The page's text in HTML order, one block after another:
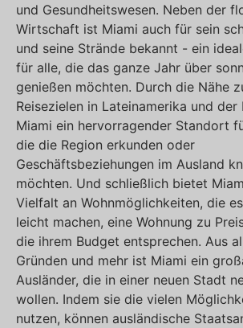
und Gesundheitswesen. Neben der
Wirtschaft ist Miami auch für sein
und seine Strände bekannt - ein
für alle, die das ganze Jahr über
genießen möchten. Durch die Nähe
Reisezielen in Lateinamerika und der
Miami ein hervorragender Standort
die die Region erkunden oder
Geschäftsbeziehungen im Ausland
möchten. Und schließlich bietet
Vielfalt an Wohnmöglichkeiten, die
leicht machen, eine Wohnung zu
die ihrem Budget entsprechen. Aus
Gründen und mehr ist Miami ein
Ausländer, die in einer neuen Stadt
wollen. Indem sie die vielen
nutzen, können ausländische